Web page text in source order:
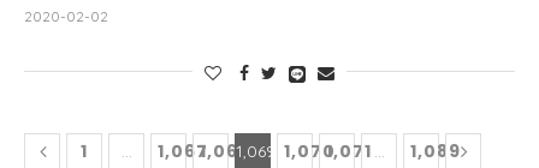
2020-02-02
1 ... 1,0671,0681,069 1,0701,071 ... 1,089